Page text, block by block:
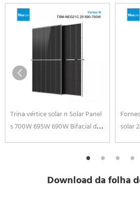
Trina vértice solar n Solar Panel
s 700W 695W 690W Bifacial de
solar
solar
Download da folha